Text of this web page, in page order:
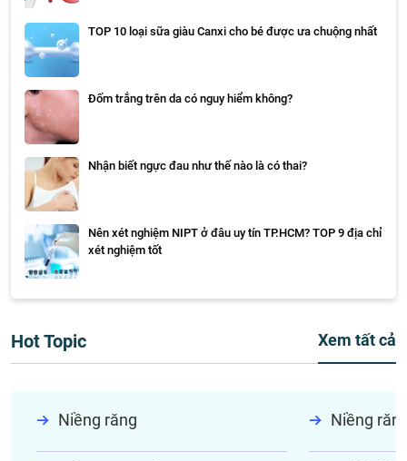
TOP 10 loại sữa giàu Canxi cho bé được ưa chuộng nhất
Đốm trắng trên da có nguy hiểm không?
Nhận biết ngực đau như thế nào là có thai?
Nên xét nghiệm NIPT ở đâu uy tín TP.HCM? TOP 9 địa chỉ
xét nghiệm tốt
Hot Topic Xem tất cả
Niềng răng Niềng